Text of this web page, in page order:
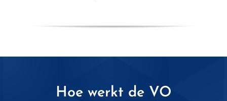
Hoe werkt de VO